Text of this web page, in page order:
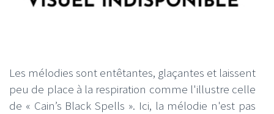
Les mélodies sont entêtantes, glaçantes et laissent
peu de place à la respiration comme l'illustre celle
de « Cain’s Black Spells ». Ici, la mélodie n'est pas